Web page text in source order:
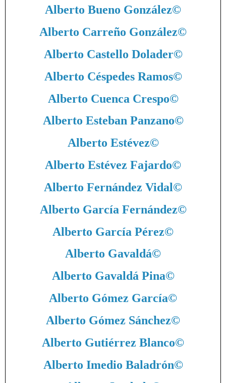
Alberto Bueno González©
Alberto Carreño González©
Alberto Castello Dolader©
Alberto Céspedes Ramos©
Alberto Cuenca Crespo©
Alberto Esteban Panzano©
Alberto Estévez©
Alberto Estévez Fajardo©
Alberto Fernández Vidal©
Alberto García Fernández©
Alberto García Pérez©
Alberto Gavaldá©
Alberto Gavaldá Pina©
Alberto Gómez García©
Alberto Gómez Sánchez©
Alberto Gutiérrez Blanco©
Alberto Imedio Baladrón©